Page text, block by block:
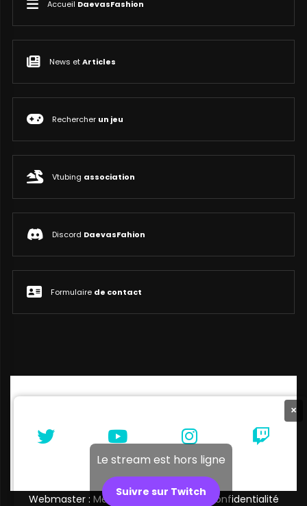
Accueil DaevasFashion
News etArticles
Rechercher un jeu
Vtubing association
Discord DaevasFahion
Formulaire de contact
×
Le stream est hors ligne
Suivre sur Twitch
Webmaster : Melibellule | Politique de confidentialité